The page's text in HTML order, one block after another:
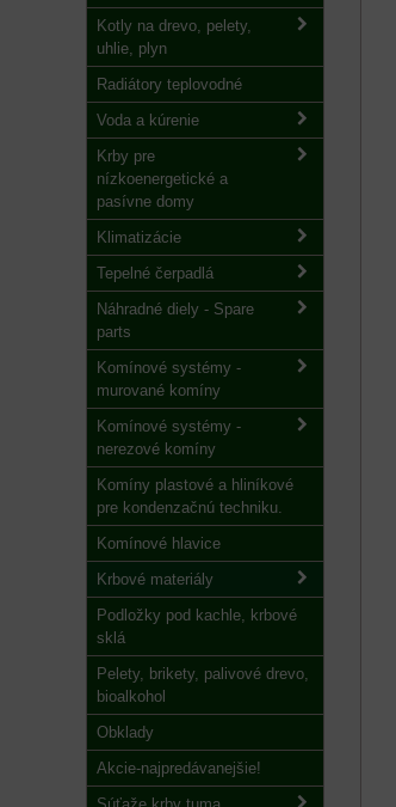
Kotly na drevo, pelety,
uhlie, plyn
Radiátory teplovodné
Voda a kúrenie
Krby pre
nízkoenergetické a
pasívne domy
Klimatizácie
Tepelné čerpadlá
Náhradné diely - Spare
parts
Komínové systémy -
murované komíny
Komínové systémy -
nerezové komíny
Komíny plastové a hliníkové
pre kondenzačnú techniku.
Komínové hlavice
Krbové materiály
Podložky pod kachle, krbové
sklá
Pelety, brikety, palivové drevo,
bioalkohol
Obklady
Akcie-najpredávanejšie!